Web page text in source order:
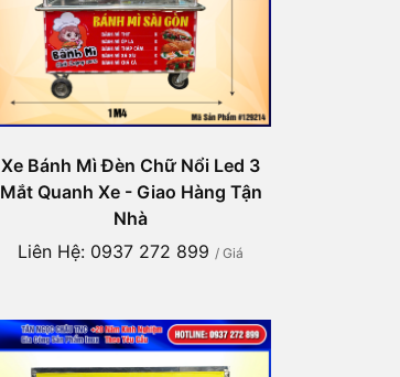
Xe Bánh Mì Đèn Chữ Nổi Led 3
Mắt Quanh Xe - Giao Hàng Tận
Nhà
Liên Hệ: 0937 272 899 / Giá